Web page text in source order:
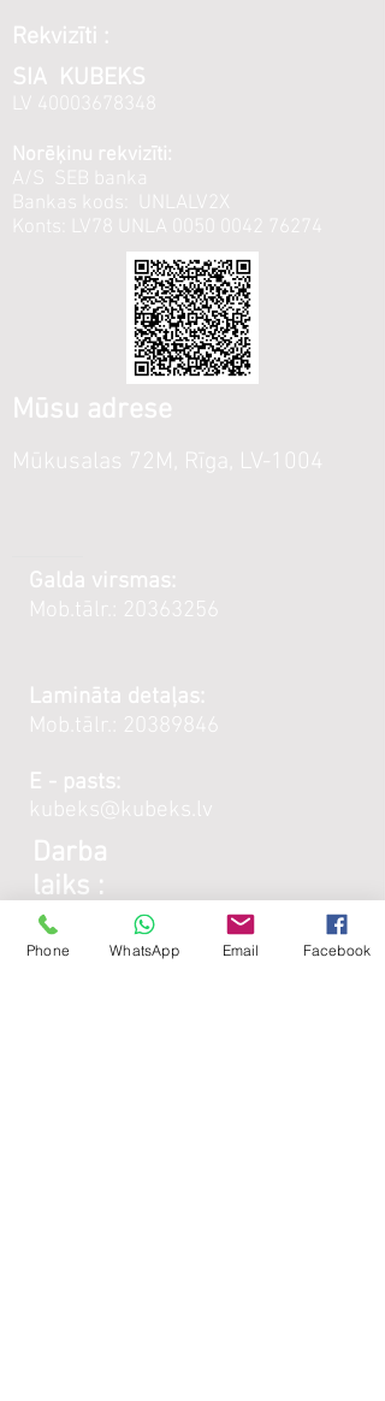
Rekvizīti :
SIA KUBEKS
LV 40003678348
Norēķinu rekvizīti:
A/S SEB banka
Bankas kods: UNLALV2X
Konts: LV78 UNLA
0050 0042 76274
Mūsu adrese
Mūkusalas 72M, Rīga, LV-1004
Galda virsmas:
Mob.tālr.: 20363256
Lamināta detaļas:
Mob.tālr.: 20389846
E - pasts:
kubeks@kubeks.lv
Darba
laiks :
Phone WhatsApp Email Facebook